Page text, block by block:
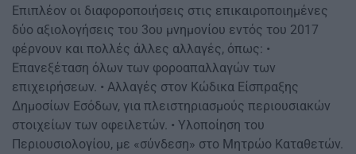
Επιπλέον οι διαφοροποιήσεις στις επικαιροποιημένες
δύο αξιολογήσεις του 3ου μνημονίου εντός του 2017
φέρνουν και πολλές άλλες αλλαγές, όπως: •
Επανεξέταση όλων των φοροαπαλλαγών των
επιχειρήσεων. • Αλλαγές στον Κώδικα Είσπραξης
Δημοσίων Εσόδων, για πλειστηριασμούς περιουσιακών
στοιχείων των οφειλετών. • Υλοποίηση του
Περιουσιολογίου, με «σύνδεση» στο Μητρώο Καταθετών.